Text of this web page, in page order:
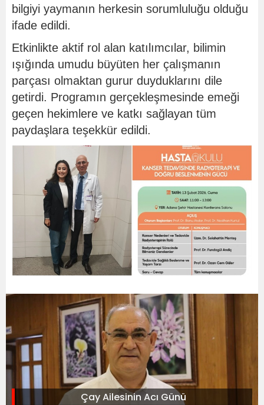
bilgiyi yaymanın herkesin sorumluluğu olduğu
ifade edildi.
Etkinlikte aktif rol alan katılımcılar, bilimin
ışığında umudu büyüten her çalışmanın
parçası olmaktan gurur duyduklarını dile
getirdi. Programın gerçekleşmesinde emeği
geçen hekimlere ve katkı sağlayan tüm
paydaşlara teşekkür edildi.
Çay Ailesinin Acı Günü